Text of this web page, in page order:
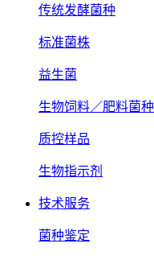
传统发酵菌种
标准菌株
益生菌
生物饲料／肥料菌种
质控样品
生物指示剂
技术服务
菌种鉴定